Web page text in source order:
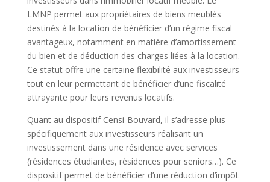
LMNP permet aux propriétaires de biens meublés
destinés à la location de bénéficier d’un régime fiscal
avantageux, notamment en matière d’amortissement
du bien et de déduction des charges liées à la location.
Ce statut offre une certaine flexibilité aux investisseurs
tout en leur permettant de bénéficier d’une fiscalité
attrayante pour leurs revenus locatifs.
Quant au dispositif Censi-Bouvard, il s’adresse plus
spécifiquement aux investisseurs réalisant un
investissement dans une résidence avec services
(résidences étudiantes, résidences pour seniors…). Ce
dispositif permet de bénéficier d’une réduction d’impôt